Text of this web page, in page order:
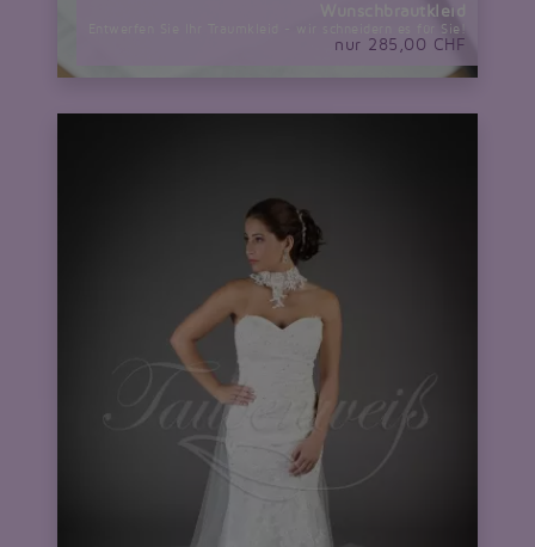
Wunschbrautkleid
Entwerfen Sie Ihr Traumkleid - wir schneidern es für Sie!
nur 285,00 CHF